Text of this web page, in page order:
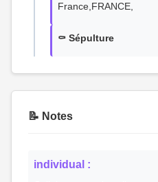
France,FRANCE,
⚰️ Sépulture
📝 Notes
individual :